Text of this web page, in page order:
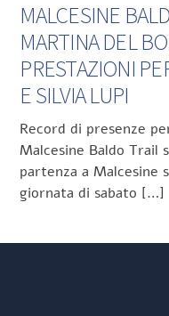
MALCESINE
MARTINA DEL
PRESTAZIONI
E SILVIA LUPI
Record di presenze
Malcesine Baldo Trail
partenza a Malcesine
giornata di sabato […]